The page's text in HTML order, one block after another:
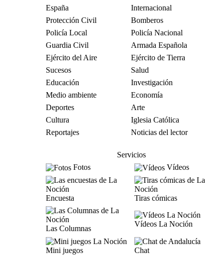
España
Internacional
Protección Civil
Bomberos
Policía Local
Policía Nacional
Guardia Civil
Armada Española
Ejército del Aire
Ejército de Tierra
Sucesos
Salud
Educación
Investigación
Medio ambiente
Economía
Deportes
Arte
Cultura
Iglesia Católica
Reportajes
Noticias del lector
Servicios
Fotos
Vídeos
Encuesta Tiras cómicas
Las Columnas
Vídeos La Noción
Mini juegos
Chat